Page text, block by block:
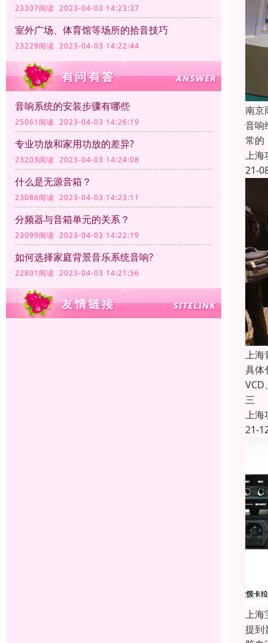
23307阅读 2023-04-03 14:23:37
室外广场、体育馆等场所的拾音技巧
23229阅读 2023-04-03 14:22:44
音响系统的安装步骤有哪些
25061阅读 2023-04-03 14:26:19
专业功放和家用功放的差异?
23203阅读 2023-04-03 14:24:08
什么是无源音箱？
23086阅读 2023-04-03 14:23:11
分频器与音箱单元的关系？
23099阅读 2023-04-03 14:22:19
如何选择家庭背景音乐系统音响?
22801阅读 2023-04-03 14:21:56
南京
音响
常的
上海
21-
上海
具体
VCD
三
上海
21-
上海
提到